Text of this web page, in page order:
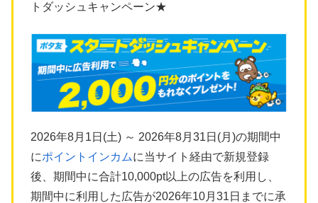
トダッシュキャンペーン★
2026年8月1日(土) ～ 2026年8月31日(月)の期間中
にポイントインカムに当サイト経由で新規登録
後、期間中に合計10,000pt以上の広告を利用し、
期間中に利用した広告が2026年10月31日までに承